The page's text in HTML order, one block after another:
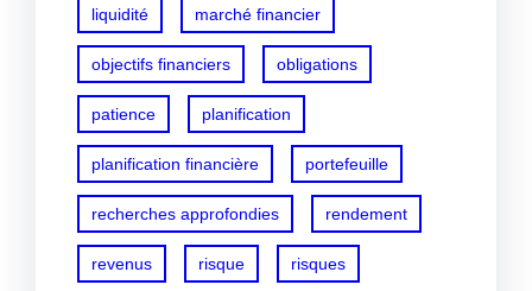
liquidité marché financier
objectifs financiers obligations
patience planification
planification financière portefeuille
recherches approfondies rendement
revenus risque risques